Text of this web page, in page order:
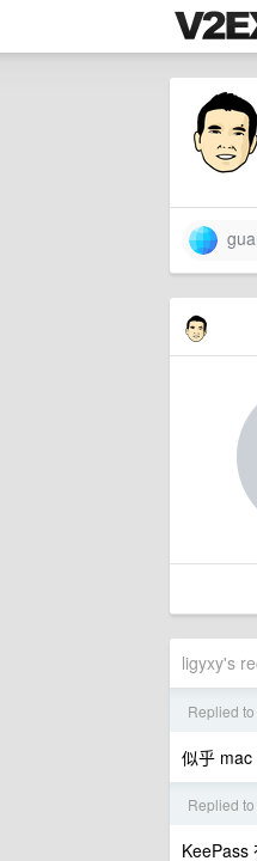
ligyxy's
Replied
似乎 mac
Replied
KeePass